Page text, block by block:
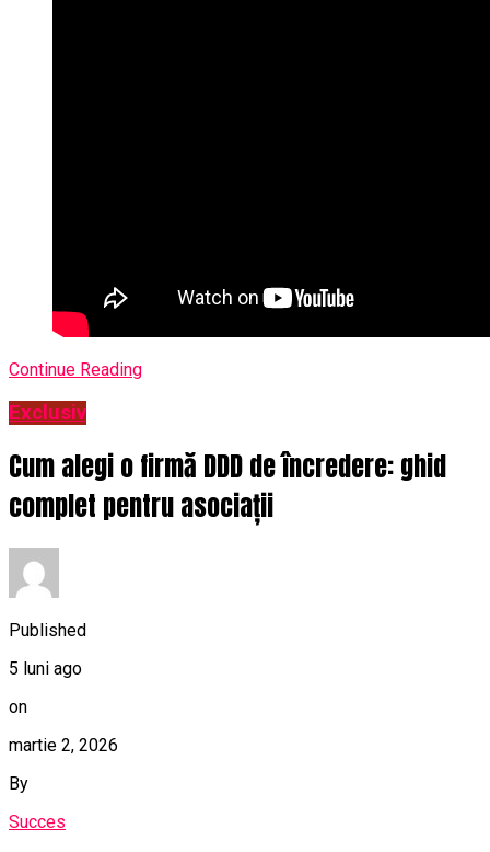
Continue Reading
Exclusiv
Cum alegi o firmă DDD de încredere: ghid
complet pentru asociații
Published
5 luni ago
on
martie 2, 2026
By
Succes